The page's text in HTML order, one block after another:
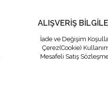
ALIŞVERİŞ
İade ve Değişim
Çerez(Cookie)
Mesafeli Satış